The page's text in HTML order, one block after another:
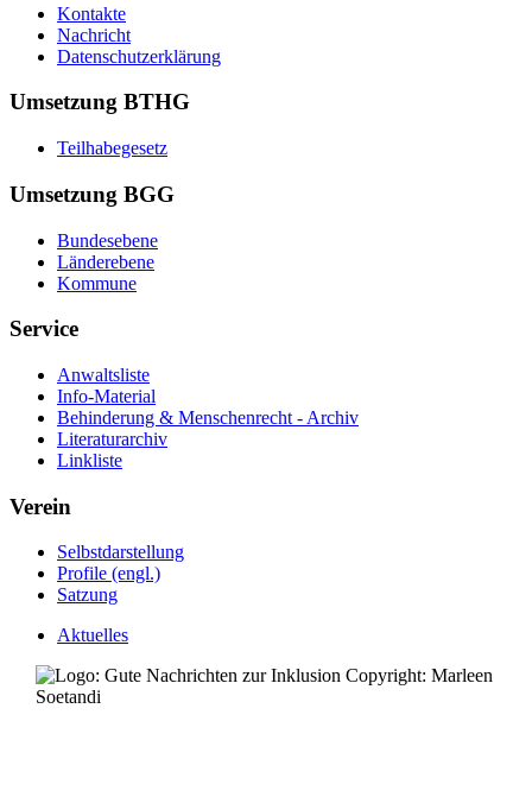
Kontakte
Nachricht
Datenschutzerklärung
Umsetzung BTHG
Teilhabegesetz
Umsetzung BGG
Bundesebene
Länderebene
Kommune
Service
Anwaltsliste
Info-Material
Behinderung & Menschenrecht - Archiv
Literaturarchiv
Linkliste
Verein
Selbstdarstellung
Profile (engl.)
Satzung
Aktuelles